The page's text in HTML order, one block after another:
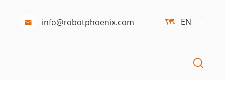
 info@robotphoenix.com  EN
